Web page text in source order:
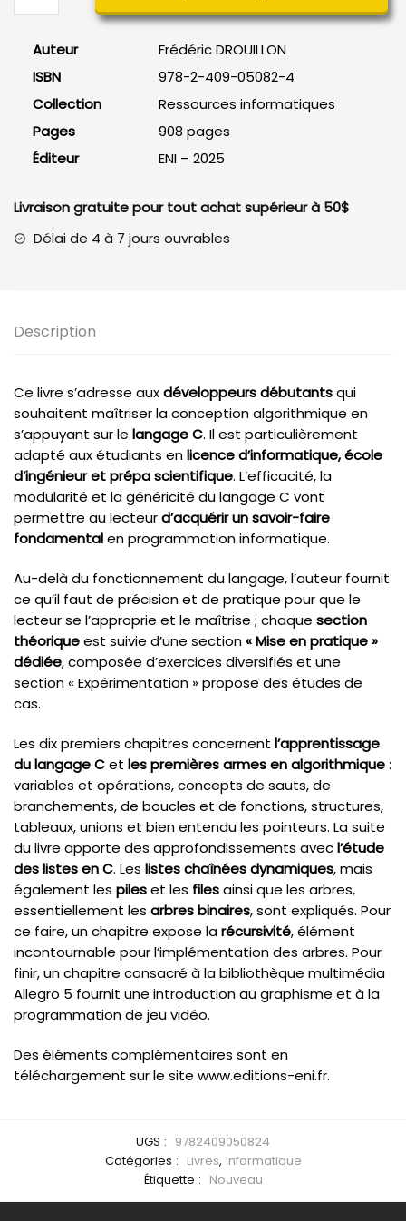
Langage
édition
Auteur
Frédéric DROUILLON
ISBN
978-2-409-05082-4
Collection
Ressources informatiques
Pages
908 pages
Éditeur
ENI – 2025
Livraison gratuite pour tout achat supérieur à 50$
Délai de 4 à 7 jours ouvrables
Description
Ce livre s’adresse auxdéveloppeurs débutantsqui
souhaitent maîtriser la conception algorithmique en
s’appuyant sur le langage C. Il est particulièrement
adapté aux étudiants enlicence d’informatique, école
d’ingénieur et prépa scientifique. L’efficacité, la
modularité et la généricité du langage C vont
permettre au lecteurd’acquérir un savoir-faire
fondamentalen programmation informatique.
Au-delà du fonctionnement du langage, l’auteur fournit
ce qu’il faut de précision et de pratique pour que le
lecteur se l’approprie et le maîtrise ; chaque section
théoriqueest suivie d’une section« Mise en pratique »
dédiée, composée d’exercices diversifiés et une
section « Expérimentation » propose des études de
cas.
Les dix premiers chapitres concernent l’apprentissage
du langage Cet les premières armes en algorithmique:
variables et opérations, concepts de sauts, de
branchements, de boucles et de fonctions, structures,
tableaux, unions et bien entendu les pointeurs. La suite
du livre apporte des approfondissements avecl’étude
des listes en C. Les listes chaînées dynamiques, mais
également les pileset les filesainsi que les arbres,
essentiellement les arbres binaires, sont expliqués. Pour
ce faire, un chapitre expose larécursivité, élément
incontournable pour l’implémentation des arbres. Pour
finir, un chapitre consacré à la bibliothèque multimédia
Allegro 5 fournit une introduction au graphisme et à la
programmation de jeu vidéo.
Des éléments complémentaires sont en
téléchargement sur le site www.editions-eni.fr.
UGS : 9782409050824
Catégories : Livres, Informatique
Étiquette : Nouveau